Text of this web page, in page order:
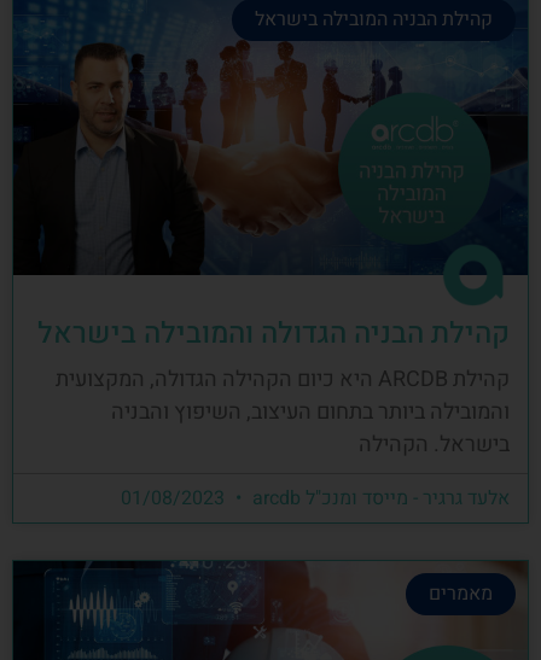
קהילת הבניה המובילה בישראל
קהילת הבניה הגדולה והמובילה בישראל
קהילת ARCDB היא כיום הקהילה הגדולה, המקצועית
והמובילה ביותר בתחום העיצוב, השיפוץ והבניה
בישראל. הקהילה
אלעד גרגיר - מייסד ומנכ"ל arcdb
מאמרים